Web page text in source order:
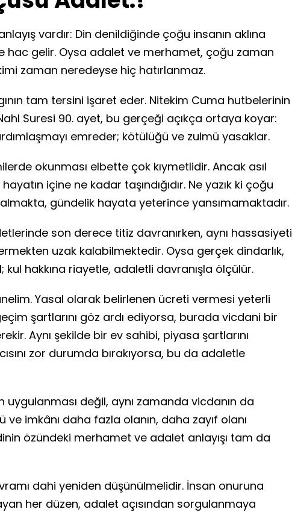
vardır: Din denildiğinde çoğu insanın aklına
hac gelir. Oysa adalet ve merhamet, çoğu zaman
zaman neredeyse hiç hatırlanmaz.
tam tersini işaret eder. Nitekim Cuma hutbelerinin
Suresi 90. ayet, bu gerçeği açıkça ortaya koyar:
emreder; kötülüğü ve zulmü yasaklar.
okunması elbette çok kıymetlidir. Ancak asıl
içine ne kadar taşındığıdır. Ne yazık ki çoğu
gündelik hayata yeterince yansımamaktadır.
son derece titiz davranırken, aynı hassasiyeti
uzak kalabilmektedir. Oysa gerçek dindarlık,
hakkına riayetle, adaletli davranışla ölçülür.
Yasal olarak belirlenen ücreti vermesi yeterli
şartlarını göz ardı ediyorsa, burada vicdani bir
Aynı şekilde bir ev sahibi, piyasa şartlarını
zor durumda bırakıyorsa, bu da adaletle
uygulanması değil, aynı zamanda vicdanın da
imkânı daha fazla olanın, daha zayıf olanı
özündeki merhamet ve adalet anlayışı tam da
dahi yeniden düşünülmelidir. İnsan onuruna
her düzen, adalet açısından sorgulanmaya